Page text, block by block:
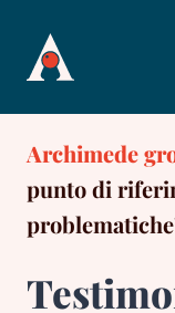
content
Archimede
punto di